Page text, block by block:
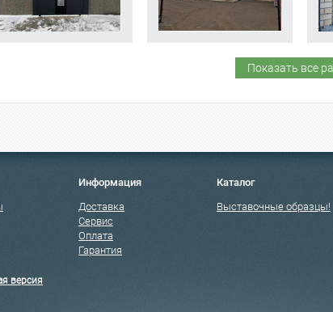
Показать все
Информация
Доставка
Сервис
Оплата
Гарантия
Каталог
Выставочные образцы!
версия